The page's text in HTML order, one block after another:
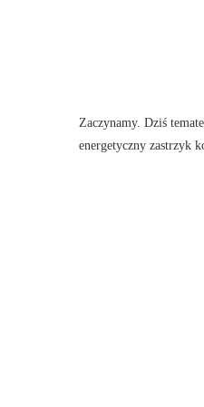
Zaczynamy. Dziś
energetyczny zastrzyk